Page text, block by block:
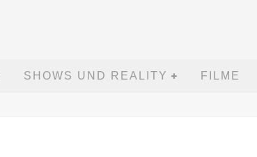
SHOWS UND REALITY FILME